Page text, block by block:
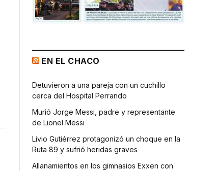
EN EL CHACO
Detuvieron a una pareja con un cuchillo
cerca del Hospital Perrando
Murió Jorge Messi, padre y representante
de Lionel Messi
Livio Gutiérrez protagonizó un choque en la
Ruta 89 y sufrió heridas graves
Allanamientos en los gimnasios Exxen con